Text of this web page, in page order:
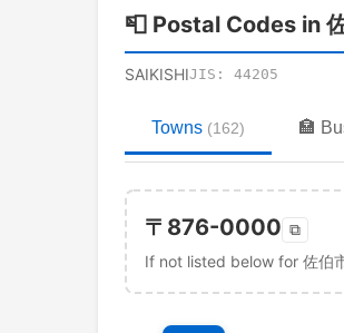
📮 Postal Codes in
SAIKISHIJIS: 44205
Towns (162) 🏣
〒 876-0000 ⧉
If not listed below for 佐伯